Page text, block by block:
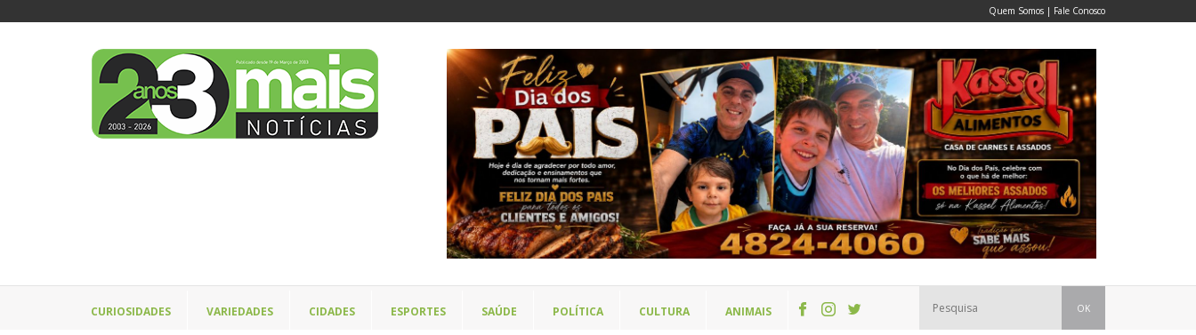
Quem Somos | Fale Conosco
CURIOSIDADES VARIEDADES CIDADES ESPORTES SAÚDE POLÍTICA CULTURA ANIMAIS OK